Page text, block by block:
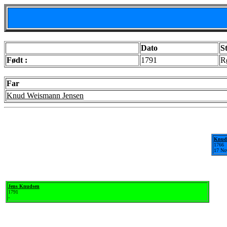
Dato
Født :
1791
Far
Knud Weismann Jensen
Jens Knudsen
1791
-
Knud
1766
17